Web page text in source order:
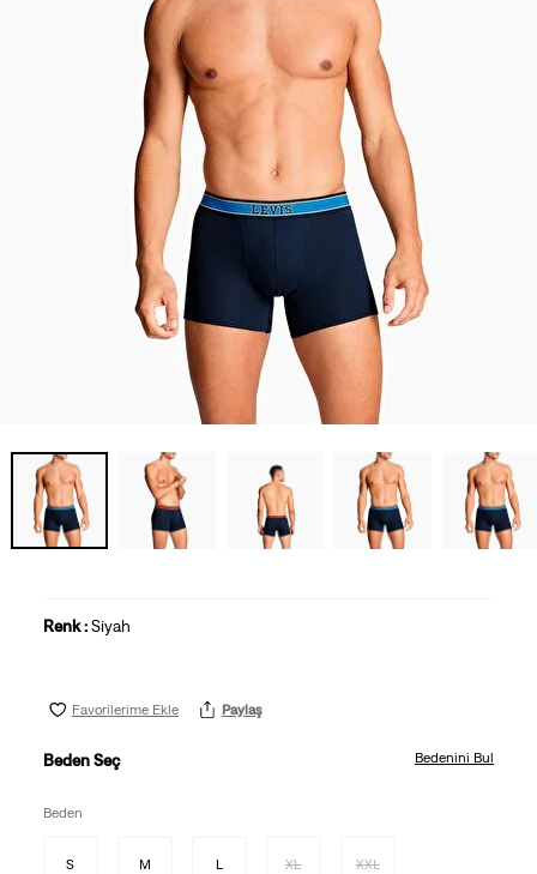
Renk :Siyah
Favorilerime Ekle Paylaş
Beden Seç Bedenini Bul
Beden
S M L XL XXL